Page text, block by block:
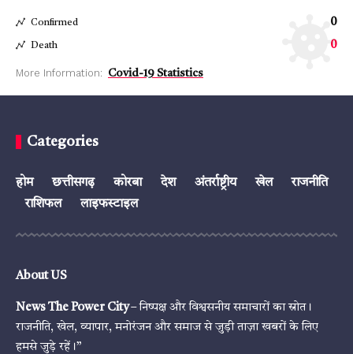
Confirmed 0
Death 0
More Information: Covid-19 Statistics
Categories
होम छत्तीसगढ़ कोरबा देश अंतर्राष्ट्रीय खेल
राजनीति
राशिफल
लाइफस्टाइल
About US
News The Power City– निष्पक्ष और विश्वसनीय समाचारों का स्रोत।
राजनीति, खेल, व्यापार, मनोरंजन और समाज से जुड़ी ताज़ा खबरों के लिए
हमसे जुड़े रहें।”